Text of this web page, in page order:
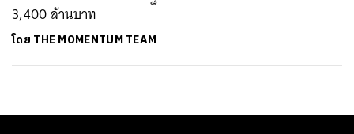
3,400 ล้านบาท
โดย THE MOMENTUM TEAM